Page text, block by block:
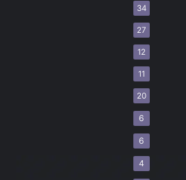
34
27
12
11
20
6
6
4